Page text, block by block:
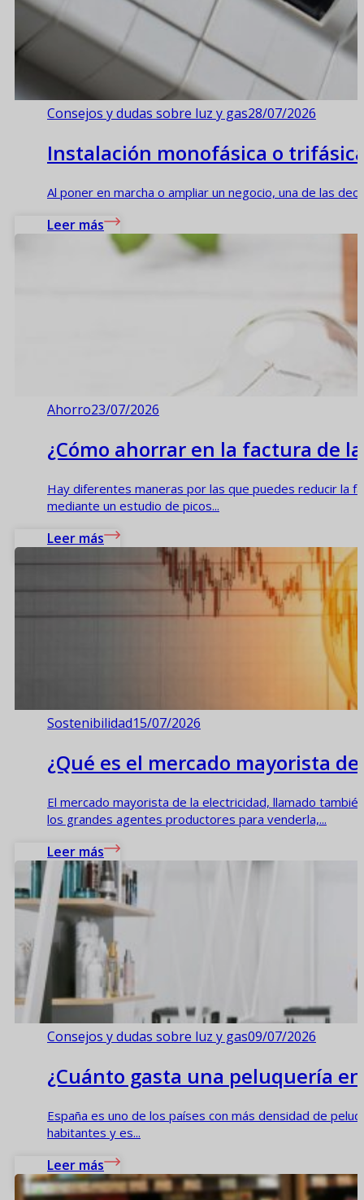
Consejos y dudas sobre luz y gas28/07/2026
Instalación monofásica o
Al poner en marcha o ampliar un negocio, una de las
Leer más
Ahorro23/07/2026
¿Cómo ahorrar en la factura de
Hay diferentes maneras por las que puedes reducir la
mediante un estudio de picos...
Leer más
Sostenibilidad15/07/2026
¿Qué es el mercado mayorista
El mercado mayorista de la electricidad, llamado
los grandes agentes productores para venderla,...
Leer más
Consejos y dudas sobre luz y gas09/07/2026
¿Cuánto gasta una peluquería
España es uno de los países con más densidad de
habitantes y es...
Leer más